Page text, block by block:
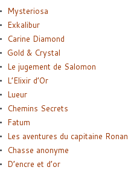
Mysteriosa
Exkalibur
Carine Diamond
Gold & Crystal
Le jugement de Salomon
L’Elixir d’Or
Lueur
Chemins Secrets
Fatum
Les aventures du capitaine Ronan
Chasse anonyme
D’encre et d’or